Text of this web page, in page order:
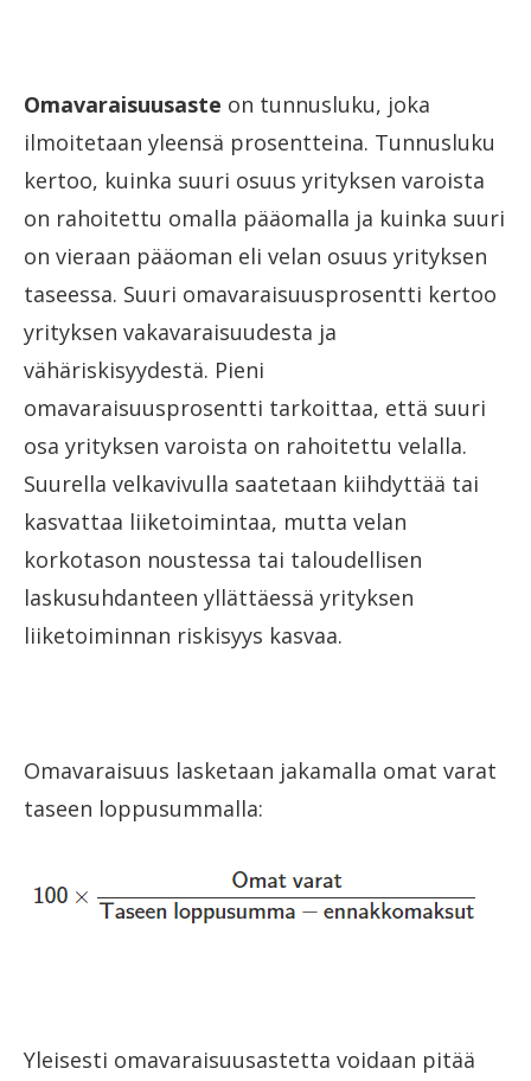
Omavaraisuusaste on tunnusluku, joka
ilmoitetaan yleensä prosentteina. Tunnusluku
kertoo, kuinka suuri osuus yrityksen varoista
on rahoitettu omalla pääomalla ja kuinka suuri
on vieraan pääoman eli velan osuus yrityksen
taseessa. Suuri omavaraisuusprosentti kertoo
yrityksen vakavaraisuudesta ja
vähäriskisyydestä. Pieni
omavaraisuusprosentti tarkoittaa, että suuri
osa yrityksen varoista on rahoitettu velalla.
Suurella velkavivulla saatetaan kiihdyttää tai
kasvattaa liiketoimintaa, mutta velan
korkotason noustessa tai taloudellisen
laskusuhdanteen yllättäessä yrityksen
liiketoiminnan riskisyys kasvaa.
Omavaraisuus lasketaan jakamalla omat varat
taseen loppusummalla:
Yleisesti omavaraisuusastetta voidaan pitää